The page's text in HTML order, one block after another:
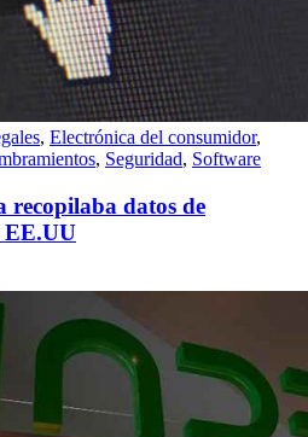
, Electrónica del consumidor,
, Seguridad, Software
recopilaba datos de
EE.UU